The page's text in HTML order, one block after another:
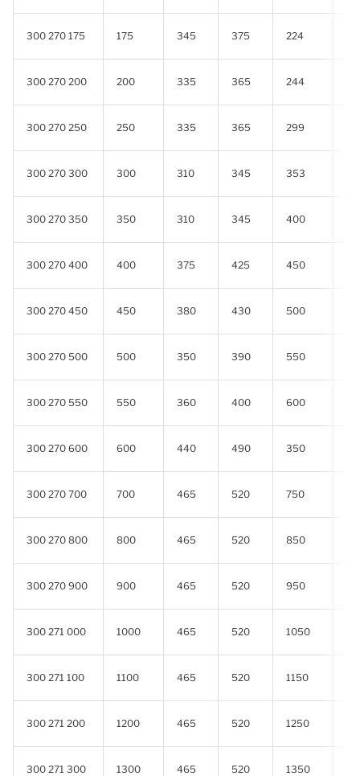
300 270 175 175 345 375 224
300 270 200 200 335 365 244
300 270 250 250 335 365 299
300 270 300 300 310 345 353
300 270 350 350 310 345 400
300 270 400 400 375 425 450
300 270 450 450 380 430 500
300 270 500 500 350 390 550
300 270 550 550 360 400 600
300 270 600 600 440 490 350
300 270 700 700 465 520 750
300 270 800 800 465 520 850
300 270 900 900 465 520 950
300 271 000 1000 465 520 1050
300 271 100 1100 465 520 1150
300 271 200 1200 465 520 1250
300 271 300 1300 465 520 1350